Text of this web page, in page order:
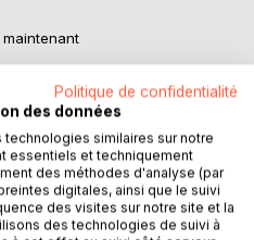
PANIER
Politique de confidentialité
des données
similaires sur notre
essentiels et techniquement
des méthodes d'analyse (par
digitales, ainsi que le suivi
des visites sur notre site et la
des technologies de suivi à